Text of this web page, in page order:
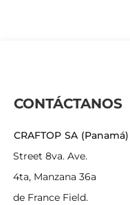
CONTÁCTANOS
CRAFTOP SA (Panamá)
Street 8va. Ave.
4ta, Manzana 36a
de France Field.